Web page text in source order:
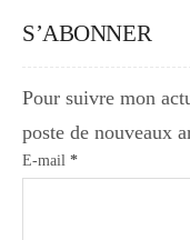
S’ABONNER
Pour suivre mon
poste de nouveaux
E-mail *